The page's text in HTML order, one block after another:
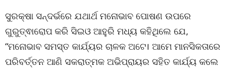
ସୁରକ୍ଷା ସନ୍ଦର୍ଭରେ ଯଥାର୍ଥ ମନୋଭାବ ପୋଷଣ ଉପରେ
ଗୁରୁତ୍ଵାରୋପ କରି ସିଇଓ ଆହୁରି ମଧ୍ୟ କହିଥିଲେ ଯେ,
“ମନୋଭାବ ସମସ୍ତ କାର୍ଯ୍ୟର ଚାଳକ ଅଟେ। ଆମେ ମାନସିକତାରେ
ପରିବର୍ତ୍ତନ ଆଣି ସକରାତ୍ମକ ଅଭିପ୍ରାୟର ସହିତ କାର୍ଯ୍ୟ କଲେ